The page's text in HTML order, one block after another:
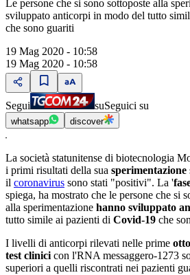
Le persone che si sono sottoposte alla
sviluppato anticorpi in modo del tutto
che sono guariti
19 Mag 2020 - 10:58
19 Mag 2020 - 10:58
Segui suSeguici su
whatsapp discover
La società statunitense di biotecnologia
i primi risultati della sua sperimentazione
il coronavirus sono stati "positivi". La '
spiega, ha mostrato che le persone che si
alla sperimentazione hanno sviluppato
tutto simile ai pazienti di Covid-19 che
I livelli di anticorpi rilevati nelle prime
test clinici con l'RNA messaggero-1273
superiori a quelli riscontrati nei pazienti